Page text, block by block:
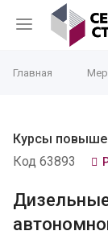
Главная
Курсы
Код 63893